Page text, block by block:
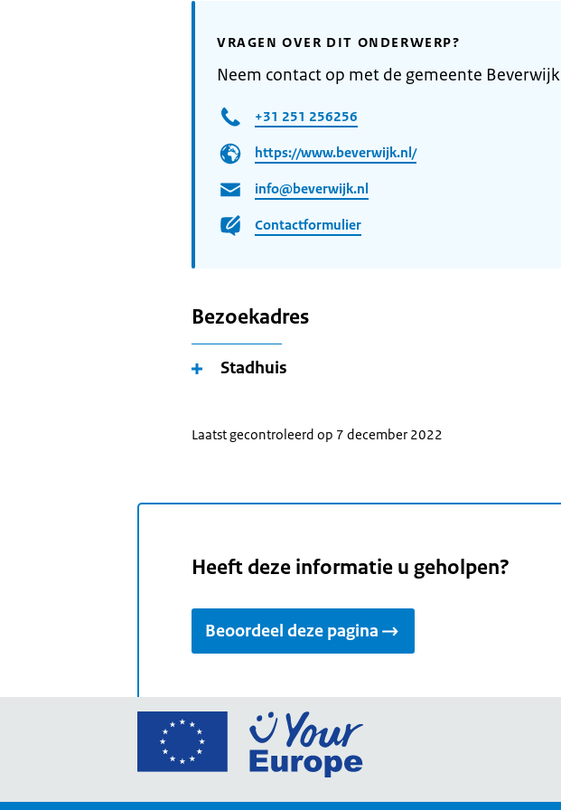
VRAGEN OVER DIT ONDERWERP?
Neem contact op met de gemeente Beverwijk
+31 251 256256
https://www.beverwijk.nl/
info@beverwijk.nl
Contactformulier
Bezoekadres
Stadhuis
Laatst gecontroleerd op 7 december 2022
Heeft deze informatie u geholpen?
Beoordeel deze pagina
Ga
homepage